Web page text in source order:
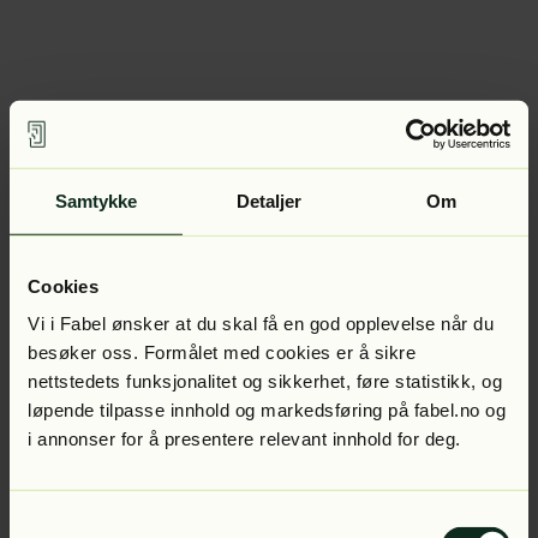
Samtykke Detaljer Om
Cookies
Vi i Fabel ønsker at du skal få en god opplevelse når du
besøker oss. Formålet med cookies er å sikre
nettstedets funksjonalitet og sikkerhet, føre statistikk, og
løpende tilpasse innhold og markedsføring på fabel.no og
i annonser for å presentere relevant innhold for deg.